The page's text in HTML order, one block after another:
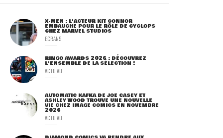
X-MEN : L'ACTEUR KIT CONNOR
EMBAUCHÉ POUR LE RÔLE DE CYCLOPS
CHEZ MARVEL STUDIOS
ECRANS
RINGO AWARDS 2026 : DÉCOUVREZ
L'ENSEMBLE DE LA SÉLECTION !
ACTU VO
AUTOMATIC KAFKA DE JOE CASEY ET
ASHLEY WOOD TROUVE UNE NOUVELLE
VIE CHEZ IMAGE COMICS EN NOVEMBRE
2026
ACTU VO